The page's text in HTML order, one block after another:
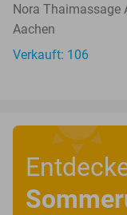
Nora Thaimassage
Aachen
Verkauft: 106